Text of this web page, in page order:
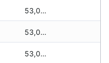
53,030 zł
53,030 zł
53,030 zł